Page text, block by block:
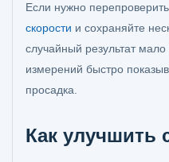
Если нужно перепроверить
скорости и сохраняйте
случайный результат мало
измерений быстро
просадка.
Как улучшить